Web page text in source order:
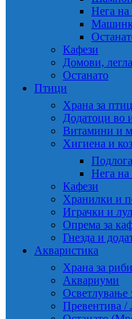
Нега на
Кафези
Домови, легла
Останато
Птици
Храна за
Додатоци во
Витамини и
Хигиена и
Подлога
Нега на
Кафези
Хранилки и
Играчки и
Опрема за
Гнезда и
Акваристика
Храна за риби
Аквариуми
Осветлување
Превентива /